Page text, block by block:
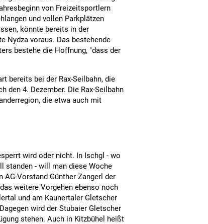
von Freizeitsportlern
und vollen Parkplätzen
könnte bereits in der
Nydza voraus. Das bestehende
bestehe die Hoffnung, "dass der
bereits bei der Rax-Seilbahn, die
den 4. Dezember. Die Rax-Seilbahn
die etwa auch mit
wird oder nicht. In Ischgl - wo
standen - will man diese Woche
Vorstand Günther Zangerl der
weitere Vorgehen ebenso noch
und am Kaunertaler Gletscher
wird der Stubaier Gletscher
stehen. Auch in Kitzbühel heißt